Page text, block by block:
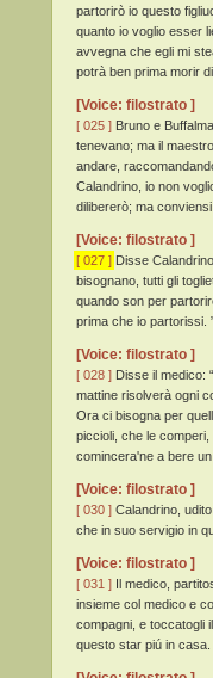
partorirò io questo
quanto io voglio esser
avvegna che egli mi
potrà ben prima morir
[Voice: filostrato ]
[ 025 ] Bruno e
tenevano; ma il
andare,
Calandrino, io non
dilibererò; ma
[Voice: filostrato ]
[ 027 ] Disse
bisognano, tutti gli
quando son per
prima che io partorissi.
[Voice: filostrato ]
[ 028 ] Disse il medico:
mattine risolverà ogni
Ora ci bisogna per
piccioli, che le
comincera'ne a bere
[Voice: filostrato ]
[ 030 ] Calandrino,
che in suo servigio in
[Voice: filostrato ]
[ 031 ] Il medico,
insieme col medico e
compagni, e toccatogli
questo star piú in casa.